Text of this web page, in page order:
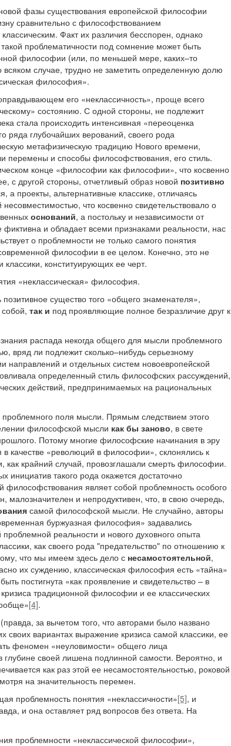
фазы существования европейской философии
сравнительно с философствованием
Факт их различия бесспорен, однако
проблематичности под сомнение может быть
философии (или, по меньшей мере, каких–то
случае, трудно не заметить определенную долю
философия».
его «неклассичность», проще всего
состоянию. С одной стороны, не подлежит
стала происходить интенсивная «переоценка
ряда глубочайших верований, своего рода
метафизическую традицию Нового времени,
перемены и способы философствования, его стиль.
конце «философии как философии», что косвенно
с другой стороны, отчетливый образ новой позитивно
а проекты, альтернативные классике, отличаясь
что косвенно свидетельствовало о
оснований, а постольку и независимости от
и обладает всеми признаками реальности, нас
о проблемности не только самого понятия
философии в ее целом. Конечно, это не
конституирующих ее черт.
«неклассическая» философия.
существо того «общего знаменателя»,
так и под проявляющие полное безразличие друг к
распада некогда общего для мысли проблемного
вряд ли подлежит сколько–нибудь серьезному
направлений и отдельных систем новоевропейской
определенный стиль философских рассуждений,
действий, предпринимаемых на рациональных
поля мысли. Прямым следствием этого
философской мысли как бы заново, в свете
Потому многие философские начинания в эру
качестве «революций в философии», склонялись к
крайний случай, провозглашали смерть философии.
инициатив такого рода окажется достаточно
являет собой проблемность особого
малозначителен и непродуктивен, что, в свою очередь,
самой философской мысли. Не случайно, авторы
буржуазная философия» задавались
реальности и нового духовного опыта
как своего рода "предательство" по отношению к
что мы имеем здесь дело с несамостоятельной,
их суждению, классическая философия есть «тайна»
постигнута «как проявление и свидетельство – в
традиционной философии и ее классических
[4].
за вычетом того, что авторами было названо
вариантах выражение кризиса самой классики, ее
феномен «неуловимости» общего лица
глубине своей лишена подлинной самости. Вероятно, и
как раз этой ее несамостоятельностью, роковой
на значительность перемен.
проблемность понятия «неклассичности»[5], и
и она оставляет ряд вопросов без ответа. На
проблемности «неклассической философии»,